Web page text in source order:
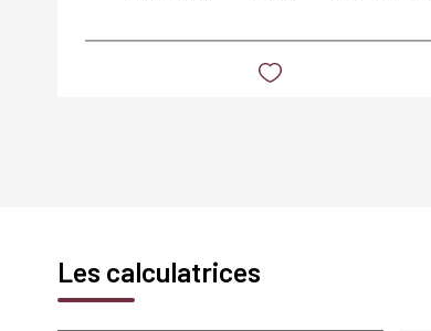
Les calculatrices